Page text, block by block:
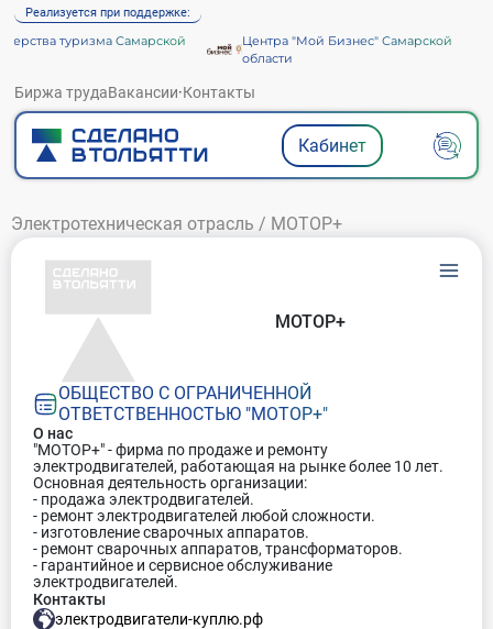
Реализуется при поддержке:
туризма Самарской
Центра "Мой Бизнес" Самарской
области
Биржа трудаВакансии·Контакты
Кабинет
Электротехническая отрасль / МОТОР+
ОБЩЕСТВО С ОГРАНИЧЕННОЙ
ОТВЕТСТВЕННОСТЬЮ "МОТОР+"
МОТОР+
О нас
"МОТОР+" - фирма по продаже и ремонту
электродвигателей, работающая на рынке более 10 лет.
Основная деятельность организации:
- продажа электродвигателей.
- ремонт электродвигателей любой сложности.
- изготовление сварочных аппаратов.
- ремонт сварочных аппаратов, трансформаторов.
- гарантийное и сервисное обслуживание
электродвигателей.
Контакты
электродвигатели-куплю.рф